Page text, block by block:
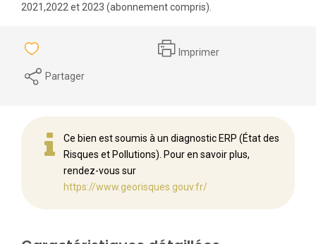
2021,2022 et 2023 (abonnement compris).
Imprimer
Partager
Ce bien est soumis à un diagnostic ERP (État des
Risques et Pollutions). Pour en savoir plus,
rendez-vous sur
https://www.georisques.gouv.fr/